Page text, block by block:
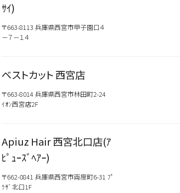
ｻｲ)
〒663-8113 兵庫県西宮市甲子園口４
－７－１４
ベストカット 西宮店
〒663-8014 兵庫県西宮市林田町2-24
ｲｵﾝ西宮店2F
Apiuz Hair 西宮北口店(ｱ
ﾋﾟｭｰｽﾞﾍｱｰ)
〒662-0841 兵庫県西宮市両度町6-31 ﾌﾟ
ﾗｻﾞ北口1F